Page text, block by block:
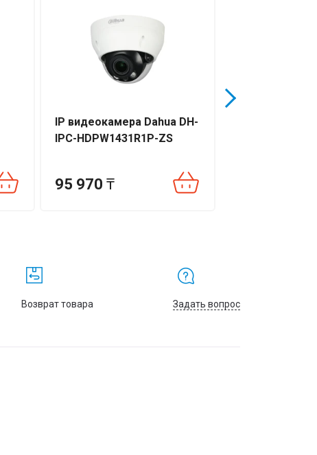
IP видеокамера Dahua DH-
IPC-HDPW1431R1P-ZS
95 970 ₸
Возврат товара Задать вопрос